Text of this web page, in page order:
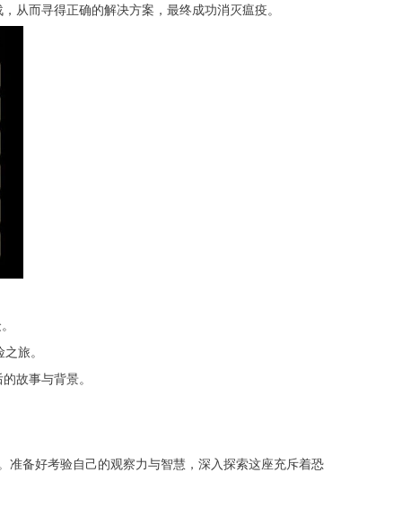
从而寻得正确的解决方案，最终成功消灭瘟疫。
旅。
故事与背景。
备好考验自己的观察力与智慧，深入探索这座充斥着恐